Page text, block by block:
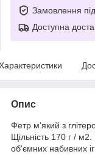
Замовлення
Доступна
Опис
Фетр м'який з
Щільність 170 г /
об'ємних набивних